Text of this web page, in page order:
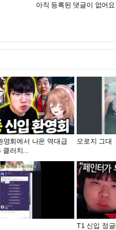
아직 등록된 댓글이 없어요
영회에서 나온 역대급
클러치...
오로지 그대
T1 신입 정